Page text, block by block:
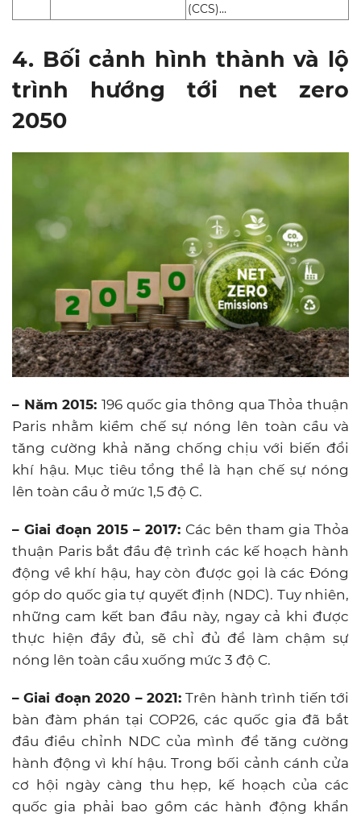
(CCS)…
4. Bối cảnh hình thành và lộ
trình hướng tới net zero
2050
– Năm 2015: 196 quốc gia thông qua Thỏa thuận
Paris nhằm kiềm chế sự nóng lên toàn cầu và
tăng cường khả năng chống chịu với biến đổi
khí hậu. Mục tiêu tổng thể là hạn chế sự nóng
lên toàn cầu ở mức 1,5 độ C.
– Giai đoạn 2015 – 2017: Các bên tham gia Thỏa
thuận Paris bắt đầu đệ trình các kế hoạch hành
động về khí hậu, hay còn được gọi là các Đóng
góp do quốc gia tự quyết định (NDC). Tuy nhiên,
những cam kết ban đầu này, ngay cả khi được
thực hiện đầy đủ, sẽ chỉ đủ để làm chậm sự
nóng lên toàn cầu xuống mức 3 độ C.
– Giai đoạn 2020 – 2021:Trên hành trình tiến tới
bàn đàm phán tại COP26, các quốc gia đã bắt
đầu điều chỉnh NDC của mình để tăng cường
hành động vì khí hậu. Trong bối cảnh cánh cửa
cơ hội ngày càng thu hẹp, kế hoạch của các
quốc gia phải bao gồm các hành động khẩn